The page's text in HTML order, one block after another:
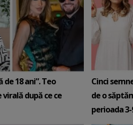
de 18 ani”. Teo
după ce ce
Cinci
de o
perioada 3-